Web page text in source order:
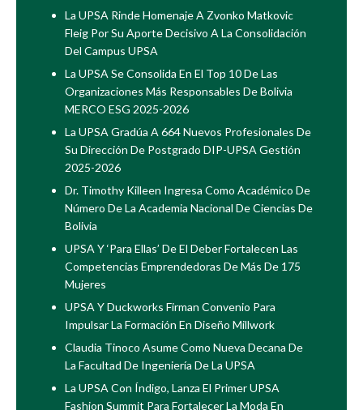
La UPSA Rinde Homenaje A Zvonko Matkovic
Fleig Por Su Aporte Decisivo A La Consolidación
Del Campus UPSA
La UPSA Se Consolida En El Top 10 De Las
Organizaciones Más Responsables De Bolivia
MERCO ESG 2025-2026
La UPSA Gradúa A 664 Nuevos Profesionales De
Su Dirección De Postgrado DIP-UPSA Gestión
2025-2026
Dr. Timothy Killeen Ingresa Como Académico De
Número De La Academia Nacional De Ciencias De
Bolivia
UPSA Y ‘Para Ellas’ De El Deber Fortalecen Las
Competencias Emprendedoras De Más De 175
Mujeres
UPSA Y Duckworks Firman Convenio Para
Impulsar La Formación En Diseño Millwork
Claudia Tinoco Asume Como Nueva Decana De
La Facultad De Ingeniería De La UPSA
La UPSA Con Índigo, Lanza El Primer UPSA
Fashion Summit Para Fortalecer La Moda En